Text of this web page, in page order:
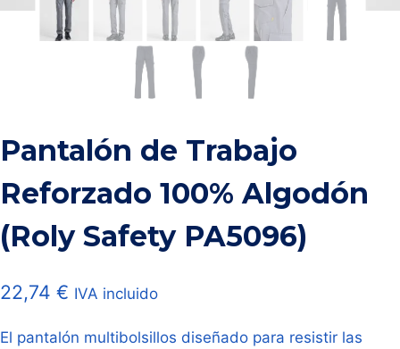
Pantalón de Trabajo
Reforzado 100% Algodón
(Roly Safety PA5096)
22,74 € IVA incluido
El pantalón multibolsillos diseñado para resistir las